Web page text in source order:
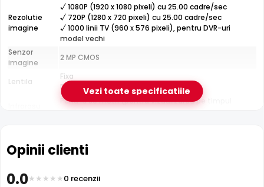
HikVision DS-2CE17D0T-IT5F3C dispune de iluminare
infrarosu cu raza de actiune de pana la80 metri, oferind
vizibilitate clara pe intuneric total. LED-urile IR sunt
invizibile ochiului uman si nu deranjeaza.
Rezolutie
imagine
√ 1080P (1920 x 1080 pixeli) cu 25.00 cadre/sec
√ 720P (1280 x 720 pixeli) cu 25.00 cadre/sec
√ 1000 linii TV (960 x 576 pixeli), pentru DVR-uri
model vechi
Senzor
imagine
2 MP CMOS
Lentila
Fixa
Distanta focala: 3.6 mm(79.6°)
Pana la 80 metri (pentru vizualizarea pe timpul
Protectie
Exterior
Carcasa
Vezi toate specificatiile
Opinii clienti
0.0 0 recenzii